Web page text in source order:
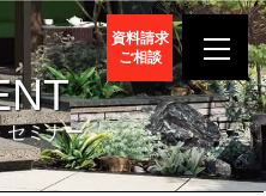
資料請求
ご相談
セミナー